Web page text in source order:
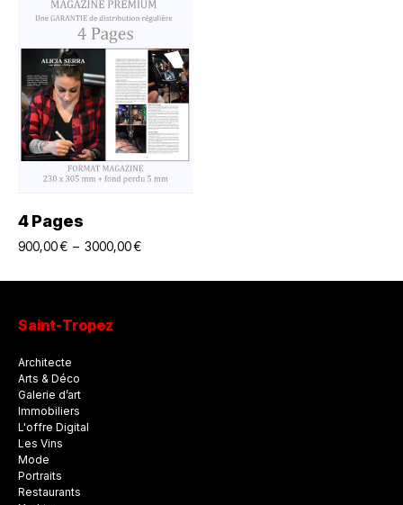
Choix Des Options
4 Pages
900,00€ – 3000,00€
Saint-Tropez
Architecte
Arts & Déco
Galerie d’art
Immobiliers
L'offre Digital
Les Vins
Mode
Portraits
Restaurants